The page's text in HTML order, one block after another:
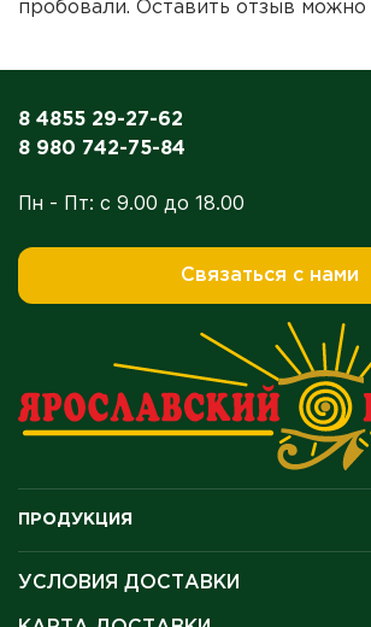
пробовали. Оставить отзыв можно
ПРОДУКЦИЯ
Подарочные карты
Полуфабрикаты и продукция для гриля
УСЛОВИЯ ДОСТАВКИ
8 4855 29-27-62
8 980 742-75-84
Пн - Пт: с 9.00 до 18.00
Связаться с нами